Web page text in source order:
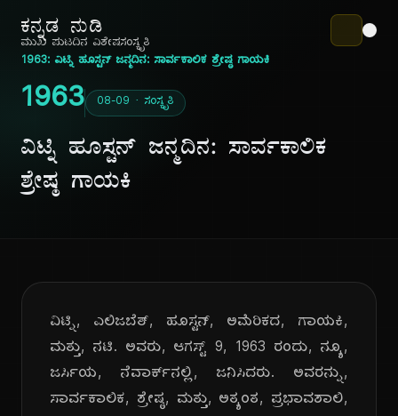
ಕನ್ನಡ ನುಡಿ
ಮುಖ ಪುಟದಿನ ವಿಶೇಷಸಂಸ್ಕೃತಿ
1963: ವಿಟ್ನಿ ಹೂಸ್ಟನ್ ಜನ್ಮದಿನ: ಸಾರ್ವಕಾಲಿಕ ಶ್ರೇಷ್ಠ ಗಾಯಕಿ
1963 08-09 · ಸಂಸ್ಕೃತಿ
ವಿಟ್ನಿ ಹೂಸ್ಟನ್ ಜನ್ಮದಿನ: ಸಾರ್ವಕಾಲಿಕ
ಶ್ರೇಷ್ಠ ಗಾಯಕಿ
ವಿಟ್ನಿ, ಎಲಿಜಬೆತ್, ಹೂಸ್ಟನ್, ಅಮೆರಿಕದ, ಗಾಯಕಿ,
ಮತ್ತು, ನಟಿ. ಅವರು, ಆಗಸ್ಟ್ 9, 1963 ರಂದು, ನ್ಯೂ,
ಜರ್ಸಿಯ, ನೆವಾರ್ಕ್‌ನಲ್ಲಿ, ಜನಿಸಿದರು. ಅವರನ್ನು,
ಸಾರ್ವಕಾಲಿಕ, ಶ್ರೇಷ್ಠ, ಮತ್ತು, ಅತ್ಯಂತ, ಪ್ರಭಾವಶಾಲಿ,